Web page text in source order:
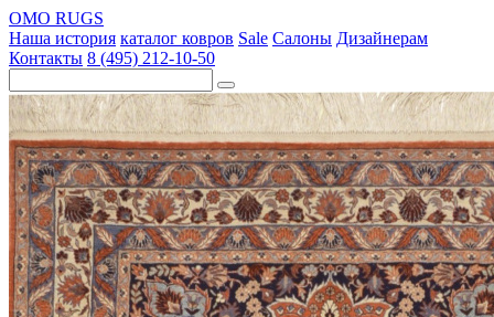
OMO RUGS
Наша история каталог ковров Sale Салоны Дизайнерам
Контакты 8 (495) 212-10-50